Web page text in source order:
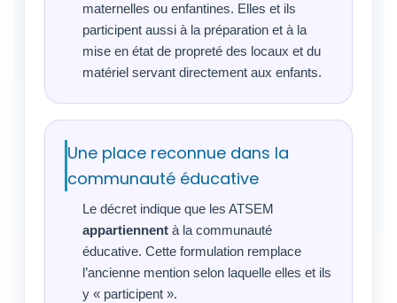
maternelles ou enfantines. Elles et ils
participent aussi à la préparation et à la
mise en état de propreté des locaux et du
matériel servant directement aux enfants.
Une place reconnue dans la
communauté éducative
Le décret indique que les ATSEM
appartiennent à la communauté
éducative. Cette formulation remplace
l’ancienne mention selon laquelle elles et ils
y « participent ».